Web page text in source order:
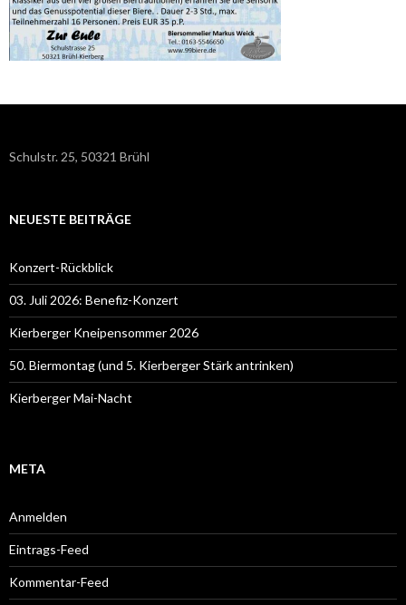
Schulstr. 25, 50321 Brühl
NEUESTE BEITRÄGE
Konzert-Rückblick
03. Juli 2026: Benefiz-Konzert
Kierberger Kneipensommer 2026
50. Biermontag (und 5. Kierberger Stärk antrinken)
Kierberger Mai-Nacht
META
Anmelden
Eintrags-Feed
Kommentar-Feed